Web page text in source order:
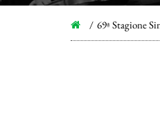
69ª Stagione